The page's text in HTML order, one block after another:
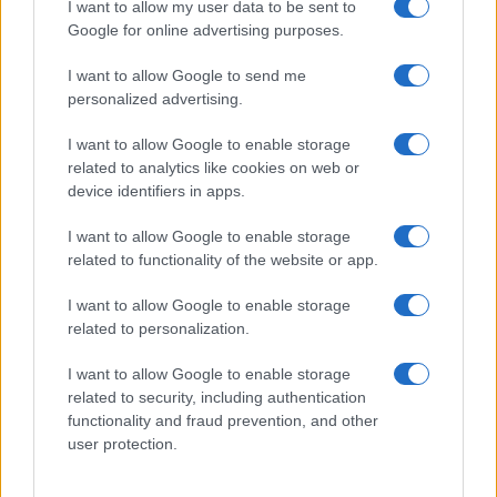
I want to allow my user data to be sent to
Google for online advertising purposes.
I want to allow Google to send me
personalized advertising.
I want to allow Google to enable storage
related to analytics like cookies on web or
device identifiers in apps.
I want to allow Google to enable storage
related to functionality of the website or app.
I want to allow Google to enable storage
related to personalization.
I want to allow Google to enable storage
related to security, including authentication
functionality and fraud prevention, and other
user protection.
Mike Pence, il Democratico
convertito che prova a sfidare
Trump
diGiovanni Chiacchio
25 Giugno 2023, 5:51
nicolaporro.it